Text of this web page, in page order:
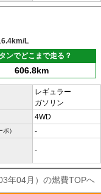
L
ンでどこまで走る？
606.8km
レギュラー
ガソリン
4WD
） -
-
年04月）の燃費TOPへ